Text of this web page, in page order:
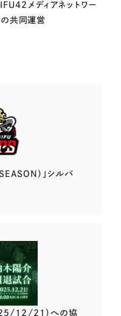
メディアネットワー
の共同運営
）」 シルバ
12/21）への協